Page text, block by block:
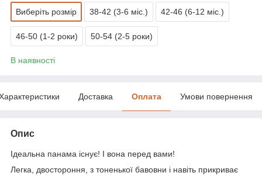
Виберіть розмір 38-42 (3-6 міс.) 42-46 (6-12 міс.)
46-50 (1-2 роки) 50-54 (2-5 роки)
В наявності
Доставка Оплата Умови повернення
Опис
Ідеальна панама існує! І вона перед вами!
Легка, двостороння, з тоненької бавовни і навіть прикриває